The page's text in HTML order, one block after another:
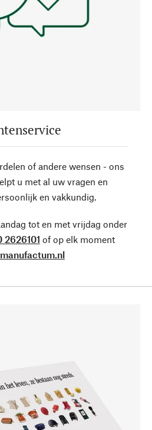
of andere wensen - ons
u met al uw vragen en
en vakkundig.
tot en met vrijdag onder
2626101 of op elk moment